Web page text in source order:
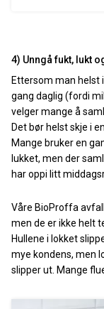
4) Unngå fukt, lukt
Ettersom man helst
gang daglig (fordi
velger mange å
Det bør helst skje i
Mange bruker en
lukket, men der
har oppi litt
Våre BioProffa
men de er ikke helt
Hullene i lokket
mye kondens, men
slipper ut. Mange